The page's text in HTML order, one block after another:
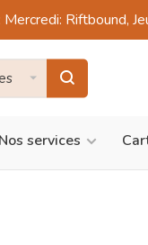
Riftbound,
Nos services